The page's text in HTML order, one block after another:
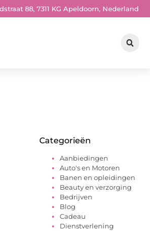
88, 7311 KG Apeldoorn, Nederland
Categorieën
Aanbiedingen
Auto's en Motoren
Banen en opleidingen
Beauty en verzorging
Bedrijven
Blog
Cadeau
Dienstverlening